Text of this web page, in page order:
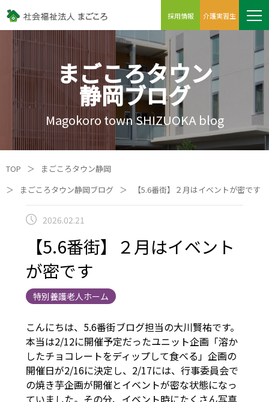
採用情報 介護実習生
まごころタウン
静岡ブログ
Magokoro town SHIZUOKA blog
TOP ＞
まごころタウン静岡
＞
まごころタウン静岡ブログ ＞ 【5.6番街】２月はイベントが密です
2026.02.21
【5.6番街】２月はイベント
が密です
特別養護老人ホーム
こんにちは、5.6番街ブログ担当の大川賢祐です。
本当は2/12に開催予定だったユニット企画「溶か
したチョコレートをディップして食べる」企画の
開催日が2/16に決定し、2/17には、行事委員会で
の焼き芋企画が開催とイベントが密な状態になっ
ていました。その分、イベント時にたくさん写真